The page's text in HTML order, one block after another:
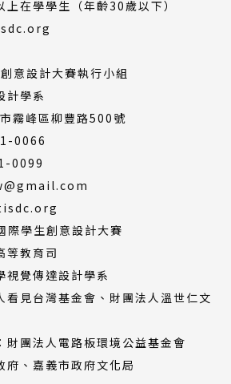
在學學生（年齡30歲以下）
意設計大賽執行小組
計學系
霧峰區柳豐路500號
0066
0099
學生創意設計大賽
等教育司
視覺傳達設計學系
看見台灣基金會、財團法人溫世仁文
財團法人電路板環境公益基金會
府、嘉義市政府文化局